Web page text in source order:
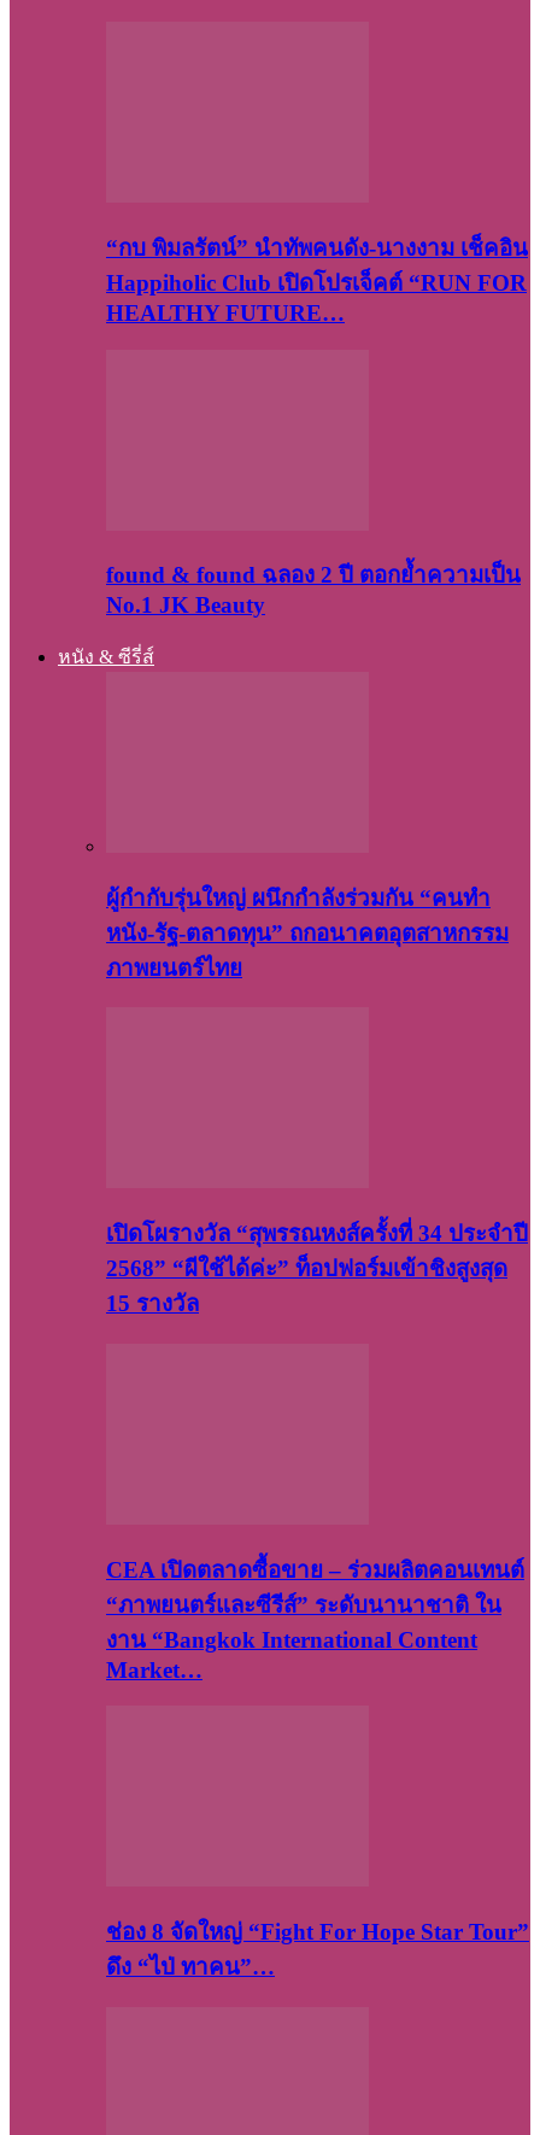
“กบ พิมลรัตน์” นำทัพคนดัง-นางงาม เช็คอิน
Happiholic Club เปิดโปรเจ็คต์ “RUN FOR
HEALTHY FUTURE…
found & found ฉลอง 2 ปี ตอกย้ำความเป็น
No.1 JK Beauty
หนัง & ซีรี่ส์
ผู้กำกับรุ่นใหญ่ ผนึกกำลังร่วมกัน “คนทำ
หนัง-รัฐ-ตลาดทุน” ถกอนาคตอุตสาหกรรม
ภาพยนตร์ไทย
เปิดโผรางวัล “สุพรรณหงส์ครั้งที่ 34 ประจำปี
2568” “ผีใช้ได้ค่ะ” ท็อปฟอร์มเข้าชิงสูงสุด
15 รางวัล
CEA เปิดตลาดซื้อขาย – ร่วมผลิตคอนเทนต์
“ภาพยนตร์และซีรีส์” ระดับนานาชาติ ใน
งาน “Bangkok International Content
Market…
ช่อง 8 จัดใหญ่ “Fight For Hope Star Tour”
ดึง “ไป่ ทาคน”…